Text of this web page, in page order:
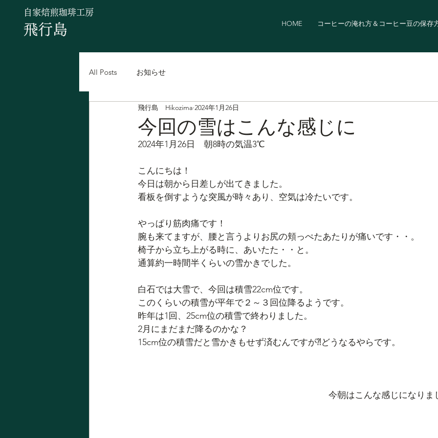
自家焙煎珈琲工房
飛行島 HOME コーヒーの淹れ方＆コーヒー豆の保存
All Posts お知らせ
今回の雪はこんな感じに
飛行島 Hikozima 2024年1月26日
2024年1月26日　朝8時の気温3℃
こんにちは！
今日は朝から日差しが出てきました。
看板を倒すような突風が時々あり、空気は冷たいです。
やっぱり筋肉痛です！
腕も来てますが、腰と言うよりお尻の頬っぺたあたりが痛いです・・。
椅子から立ち上がる時に、あいたた・・と。
通算約一時間半くらいの雪かきでした。
白石では大雪で、今回は積雪22cm位です。
このくらいの積雪が平年で２～３回位降るようです。
昨年は1回、25cm位の積雪で終わりました。
2月にまだまだ降るのかな？
15cm位の積雪だと雪かきもせず済むんですが⁈どうなるやらです。
今朝はこんな感じになりま